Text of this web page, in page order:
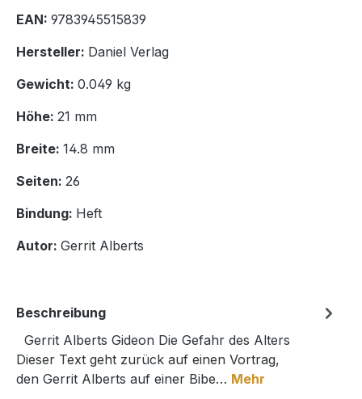
EAN: 9783945515839
Hersteller: Daniel Verlag
Gewicht: 0.049 kg
Höhe: 21 mm
Breite: 14.8 mm
Seiten: 26
Bindung: Heft
Autor: Gerrit Alberts
Beschreibung
Gerrit Alberts Gideon Die Gefahr des Alters
Dieser Text geht zurück auf einen Vortrag,
den Gerrit Alberts auf einer Bibe… Mehr